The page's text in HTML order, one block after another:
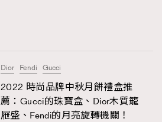
Dior Fendi Gucci
2022 時尚品牌中秋月餅禮盒推
薦：Gucci的珠寶盒、Dior木質籠
屜盛、Fendi的月亮旋轉機關！